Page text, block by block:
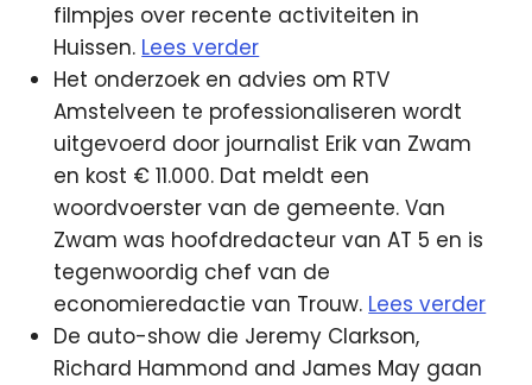
filmpjes over recente activiteiten in
Huissen. Lees verder
Het onderzoek en advies om RTV
Amstelveen te professionaliseren wordt
uitgevoerd door journalist Erik van Zwam
en kost € 11.000. Dat meldt een
woordvoerster van de gemeente. Van
Zwam was hoofdredacteur van AT 5 en is
tegenwoordig chef van de
economieredactie van Trouw. Lees verder
De auto-show die Jeremy Clarkson,
Richard Hammond and James May gaan